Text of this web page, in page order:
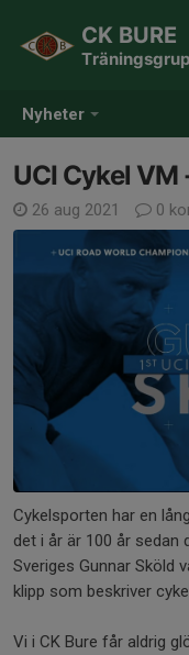
Nyheter
CK BURE
UCI Cykel VM
26 aug 2021 0
Cykelsporten har en
det i år är 100 år sedan
Sveriges Gunnar Sköld
klipp som beskriver
Vi i CK Bure får aldrig